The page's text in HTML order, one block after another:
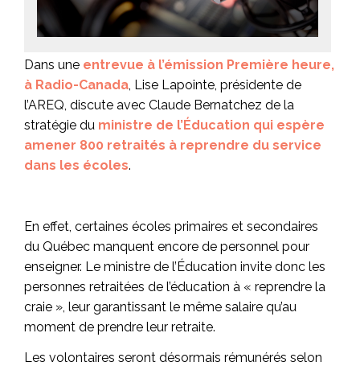
Dans une entrevue à l’émission Première heure,
à Radio-Canada, Lise Lapointe, présidente de
l’AREQ, discute avec Claude Bernatchez de la
stratégie du ministre de l’Éducation qui espère
amener 800 retraités à reprendre du service
dans les écoles.
En effet, certaines écoles primaires et secondaires
du Québec manquent encore de personnel pour
enseigner. Le ministre de l’Éducation invite donc les
personnes retraitées de l’éducation à « reprendre la
craie », leur garantissant le même salaire qu’au
moment de prendre leur retraite.
Les volontaires seront désormais rémunérés selon